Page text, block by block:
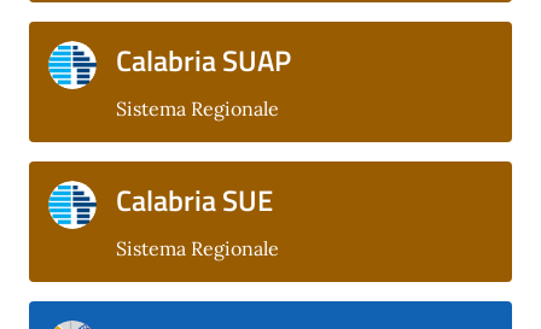
Calabria SUAP
Sistema Regionale
Calabria SUE
Sistema Regionale